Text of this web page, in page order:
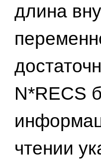
длина
N*RECS
чтении